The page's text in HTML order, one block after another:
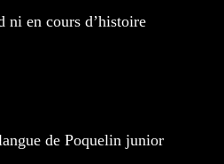
ni en cours d’histoire
de Poquelin junior